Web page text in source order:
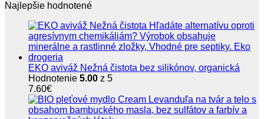
bola:
je:
Najlepšie hodnotené
EKO aviváž Nežná čistota bez silikónov, organická
Hodnotenie 5.00 z 5
7.60€